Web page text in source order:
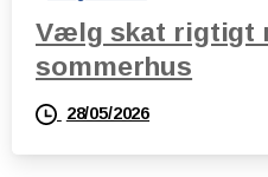
Vælg skat rigtigt
sommerhus
28/05/2026